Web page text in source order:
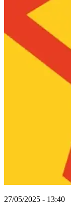
27/05/2025 - 13:40